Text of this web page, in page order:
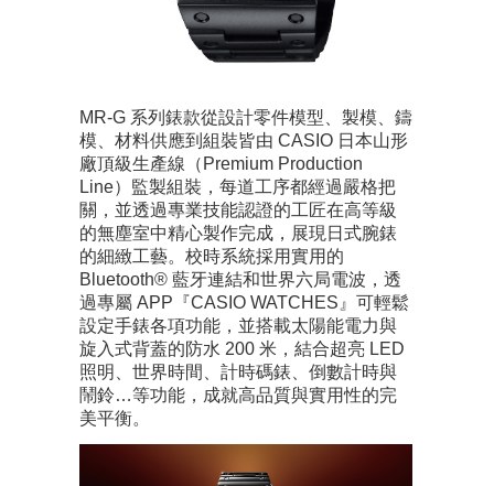
MR-G 系列錶款從設計零件模型、製模、鑄
模、材料供應到組裝皆由 CASIO 日本山形
廠頂級生產線（Premium Production
Line）監製組裝，每道工序都經過嚴格把
關，並透過專業技能認證的工匠在高等級
的無塵室中精心製作完成，展現日式腕錶
的細緻工藝。校時系統採用實用的
Bluetooth® 藍牙連結和世界六局電波，透
過專屬 APP『CASIO WATCHES』可輕鬆
設定手錶各項功能，並搭載太陽能電力與
旋入式背蓋的防水 200 米，結合超亮 LED
照明、世界時間、計時碼錶、倒數計時與
鬧鈴…等功能，成就高品質與實用性的完
美平衡。